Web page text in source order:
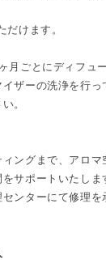
だけます。
月ごとにディフュ
ザーの洗浄を行っ
。
ングまで、アロマ
サポートいたしま
ンターにて修理を